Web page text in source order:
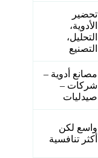
تحضير
الأدوية،
التحليل،
التصنيع
مصانع أدوية –
شركات –
صيدليات
واسع لكن
أكثر تنافسية